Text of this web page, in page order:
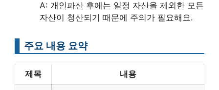
A: 개인파산 후에는 일정 자산을 제외한 모든
자산이 청산되기 때문에 주의가 필요해요.
주요 내용 요약
제목 내용